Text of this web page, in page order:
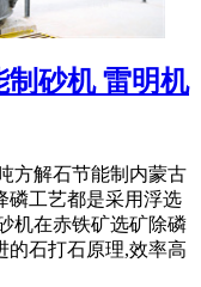
制砂机 雷明机
方解石节能制内蒙古
磷工艺都是采用浮选
机在赤铁矿选矿除磷
的石打石原理,效率高